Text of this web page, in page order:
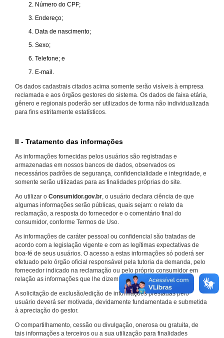
Número do CPF;
Endereço;
Data de nascimento;
Sexo;
Telefone; e
E-mail.
Os dados cadastrais citados acima somente serão visíveis à empresa
reclamada e aos órgãos gestores do sistema. Os dados de faixa etária,
gênero e regionais poderão ser utilizados de forma não individualizada
para fins estritamente estatísticos.
II - Tratamento das informações
As informações fornecidas pelos usuários são registradas e
armazenadas em nossos bancos de dados, observados os
necessários padrões de segurança, confidencialidade e integridade, e
somente serão utilizadas para as finalidades próprias do site.
Ao utilizar o Consumidor.gov.br, o usuário declara ciência de que
algumas informações serão públicas, quais sejam: o relato da
reclamação, a resposta do fornecedor e o comentário final do
consumidor, conforme Termos de Uso.
As informações de caráter pessoal ou confidencial são tratadas de
acordo com a legislação vigente e com as legítimas expectativas de
boa-fé de seus usuários. O acesso a estas informações só poderá ser
efetuado pelo órgão oficial responsável pela tutoria da demanda, pelo
fornecedor indicado na reclamação ou pelo próprio consumidor em
relação as informações que lhe dizem respeito.
A solicitação de exclusão/edição de informações prestadas pelo
usuário deverá ser motivada, devidamente fundamentada e submetida
à apreciação do gestor.
O compartilhamento, cessão ou divulgação, onerosa ou gratuita, de
tais informações a terceiros ou a sua utilização para finalidades